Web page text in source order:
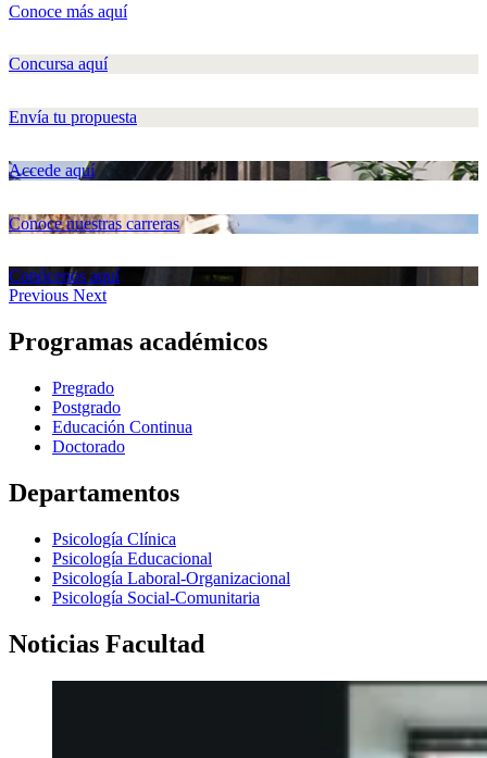
Conoce más aquí
Concursa aquí
Envía tu propuesta
Accede aquí
Conoce nuestras carreras
Conócenos aquí
Previous Next
Programas académicos
Pregrado
Postgrado
Educación Continua
Doctorado
Departamentos
Psicología Clínica
Psicología Educacional
Psicología Laboral-Organizacional
Psicología Social-Comunitaria
Noticias Facultad